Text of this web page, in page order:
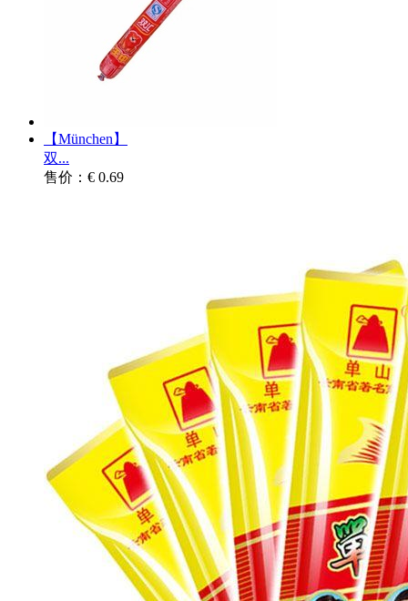
【München】
双...
售价：€ 0.69